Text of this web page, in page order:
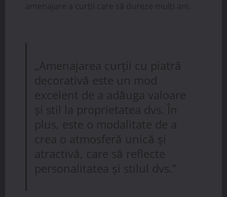
amenajare a curții care să dureze mulți ani.
„Amenajarea curții cu piatră
decorativă este un mod
excelent de a adăuga valoare
și stil la proprietatea dvs. În
plus, este o modalitate de a
crea o atmosferă unică și
atractivă, care să reflecte
personalitatea și stilul dvs.”